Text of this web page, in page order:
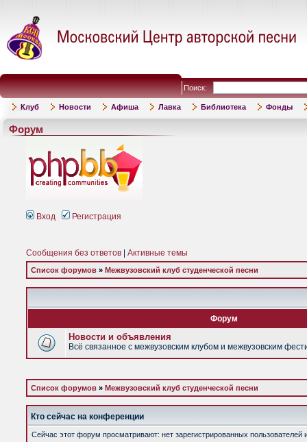
Поиск:
Клуб Новости Афиша Лавка Библиотека Фонды
Форум
Вход Регистрация
Сообщения без ответов Активные темы
Список форумов » Межвузовский клуб студенческой песни
Форум
Новости и объявления
Всё связанное с межвузовским клубом и межвузовским
Список форумов » Межвузовский клуб студенческой песни
Кто сейчас на конференции
Сейчас этот форум просматривают: нет зарегистрированных пользователей